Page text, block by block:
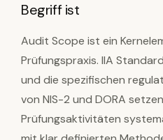
Begriff ist
Audit Scope ist ein
Prüfungspraxis. IIA
und die spezifischen
von NIS-2 und DORA
Prüfungsaktivitäten